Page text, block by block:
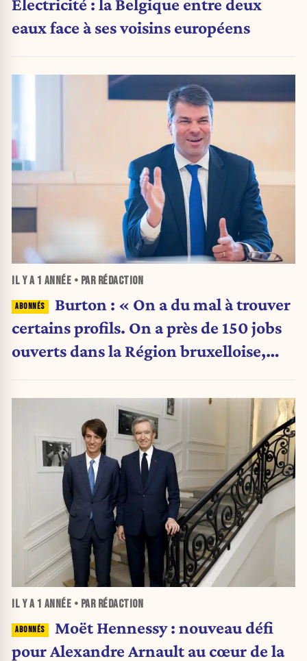
Électricité : la Belgique entre deux
eaux face à ses voisins européens
IL Y A 1 ANNÉE • PAR RÉDACTION
Burton : « On a du mal à trouver
certains profils. On a près de 150 jobs
ouverts dans la Région bruxelloise,
provenant de la capitale »
IL Y A 1 ANNÉE • PAR RÉDACTION
Moët Hennessy : nouveau défi
pour Alexandre Arnault au cœur de la